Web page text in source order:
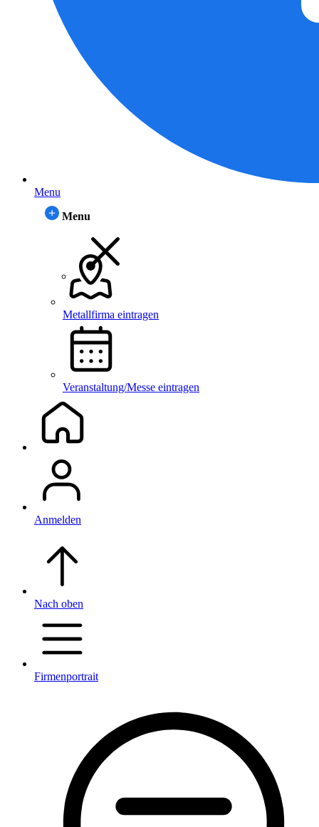
Menu
Menu
Metallfirma eintragen
Veranstaltung/Messe eintragen
Anmelden
Nach oben
Firmenportrait